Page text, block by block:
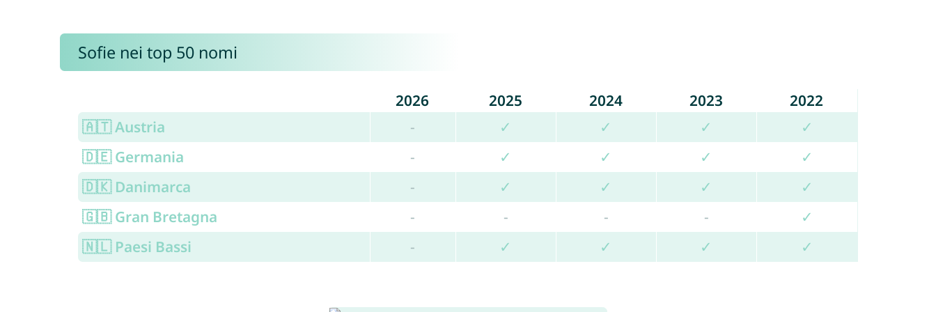
Sofie nei top 50 nomi
2026 2025 2024 2023
2022
🇦🇹 Austria
- ✓ ✓ ✓
✓
🇩🇪 Germania
- ✓ ✓ ✓
✓
🇩🇰 Danimarca
- ✓ ✓ ✓
✓
🇬🇧 Gran Bretagna
- - - -
✓
🇳🇱 Paesi Bassi
- ✓ ✓ ✓ ✓